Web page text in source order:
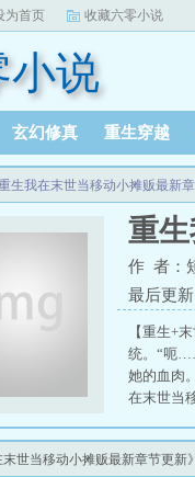
为首页 收藏六零小说
小说
玄幻修真 重生穿越
生我在末世当移动小摊贩最新
重
作 者：
最后更
【重生+
统。“呃
她的血肉
在末世当
末世当移动小摊贩最新章节更